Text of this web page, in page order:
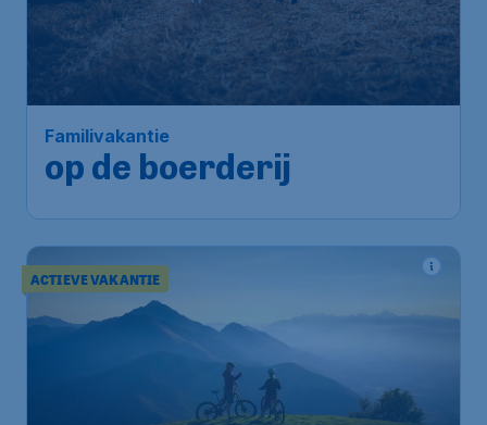
Familivakantie
op de boerderij
ACTIEVE VAKANTIE